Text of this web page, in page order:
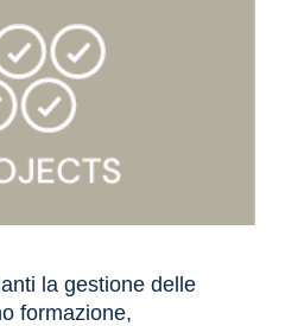
la gestione delle
formazione,